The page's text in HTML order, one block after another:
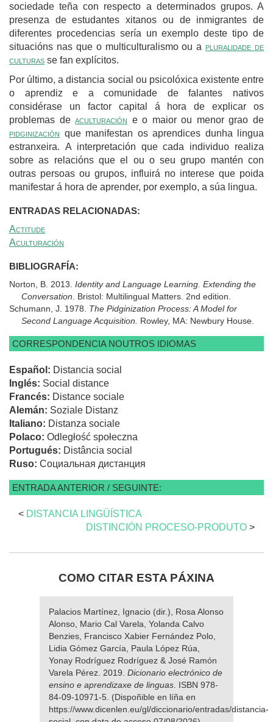
sociedade teña con respecto a determinados grupos. A
presenza de estudantes xitanos ou de inmigrantes de
diferentes procedencias sería un exemplo deste tipo de
situacións nas que o multiculturalismo ou a pluralidade de
culturas se fan explícitos.
Por último, a distancia social ou psicolóxica existente entre
o aprendiz e a comunidade de falantes nativos
considérase un factor capital á hora de explicar os
problemas deaculturación e o maior ou menor grao de
pidginización que manifestan os aprendices dunha lingua
estranxeira. A interpretación que cada individuo realiza
sobre as relacións que el ou o seu grupo mantén con
outras persoas ou grupos, influirá no interese que poida
manifestar á hora de aprender, por exemplo, a súa lingua.
ENTRADAS RELACIONADAS:
Actitude
Aculturación
BIBLIOGRAFÍA:
Norton, B. 2013. Identity and Language Learning. Extending the
Conversation . Bristol: Multilingual Matters. 2nd edition.
Schumann, J. 1978. The Pidginization Process: A Model for
Second Language Acquisition. Rowley, MA: Newbury House.
CORRESPONDENCIA NOUTROS IDIOMAS
Español: Distancia social
Inglés: Social distance
Francés: Distance sociale
Alemán: Soziale Distanz
Italiano: Distanza sociale
Polaco: Odległość społeczna
Portugués: Distância social
Ruso: Социальная дистанция
ENTRADA ANTERIOR / SEGUINTE:
< DISTANCIA LINGÜÍSTICA
DISTINCIÓN PROCESO-PRODUTO >
COMO CITAR ESTA PÁXINA
Palacios Martínez, Ignacio (dir.), Rosa Alonso
Alonso, Mario Cal Varela, Yolanda Calvo
Benzies, Francisco Xabier Fernández Polo,
Lidia Gómez García, Paula López Rúa,
Yonay Rodríguez Rodríguez & José Ramón
Varela Pérez. 2019. Dicionario electrónico de
ensino e aprendizaxe de linguas . ISBN 978-
84-09-10971-5. (Dispoñible en líña en
https://www.dicenlen.eu/gl/diccionario/entradas/distancia-